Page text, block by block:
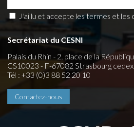
J'ai lu et accepte les termes et les
Secrétariat du CESNI
Palais du Rhin - 2, place de la
CS10023 - F-67082 Strasbourg cedex
Tél : +33 (0)3 88 52 20 10
Contactez-nous